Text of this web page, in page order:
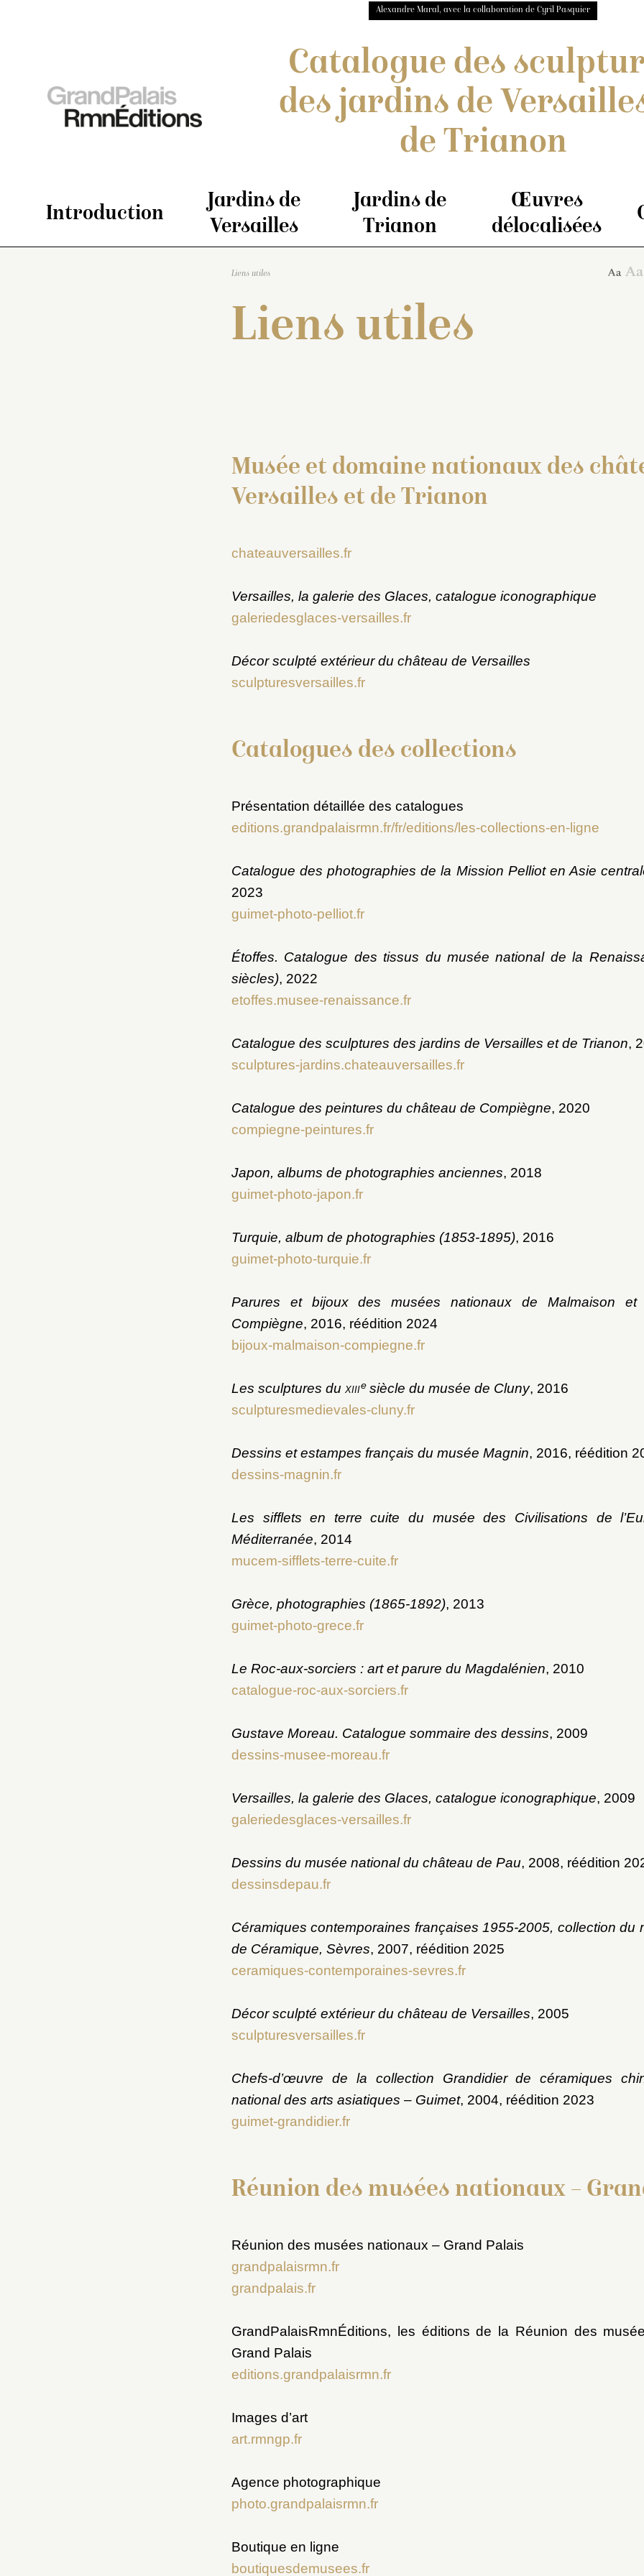
Alexandre Maral, avec la collaboration de Cyril Pasquier
Catalogue des
des jardins de
de Trianon
Introduction
Jardins de
Versailles
Jardins de
Trianon
Œuvres
délocalisées
Liens utiles
Liens utiles
Musée et domaine nationaux des
Versailles et de Trianon
chateauversailles.fr
Versailles, la galerie des Glaces, catalogue iconographique
galeriedesglaces-versailles.fr
Décor sculpté extérieur du château de Versailles
sculpturesversailles.fr
Catalogues des collections
Présentation détaillée des catalogues
editions.grandpalaisrmn.fr/fr/editions/les-collections-en-ligne
Catalogue des photographies de la Mission Pelliot en Asie
2023
guimet-photo-pelliot.fr
Étoffes. Catalogue des tissus du musée national de la
siècles), 2022
etoffes.musee-renaissance.fr
Catalogue des sculptures des jardins de Versailles et de Trianon,
sculptures-jardins.chateauversailles.fr
Catalogue des peintures du château de Compiègne, 2020
compiegne-peintures.fr
Japon, albums de photographies anciennes, 2018
guimet-photo-japon.fr
Turquie, album de photographies (1853-1895), 2016
guimet-photo-turquie.fr
Parures et bijoux des musées nationaux de Malmaison
Compiègne, 2016, réédition 2024
bijoux-malmaison-compiegne.fr
Les sculptures du xiiiesiècle du musée de Cluny, 2016
sculpturesmedievales-cluny.fr
Dessins et estampes français du musée Magnin, 2016, réédition
dessins-magnin.fr
Les sifflets en terre cuite du musée des Civilisations de
Méditerranée, 2014
mucem-sifflets-terre-cuite.fr
Grèce, photographies (1865-1892), 2013
guimet-photo-grece.fr
Le Roc-aux-sorciers : art et parure du Magdalénien, 2010
catalogue-roc-aux-sorciers.fr
Gustave Moreau. Catalogue sommaire des dessins, 2009
dessins-musee-moreau.fr
Versailles, la galerie des Glaces, catalogue iconographique, 2009
galeriedesglaces-versailles.fr
Dessins du musée national du château de Pau, 2008, réédition
dessinsdepau.fr
Céramiques contemporaines françaises 1955-2005, collection du
de Céramique, Sèvres, 2007, réédition 2025
ceramiques-contemporaines-sevres.fr
Décor sculpté extérieur du château de Versailles, 2005
sculpturesversailles.fr
Chefs-d’œuvre de la collection Grandidier de céramiques
national des arts asiatiques – Guimet, 2004, réédition 2023
guimet-grandidier.fr
Réunion des musées nationaux –
Réunion des musées nationaux – Grand Palais
grandpalaisrmn.fr
grandpalais.fr
GrandPalaisRmnÉditions, les éditions de la Réunion des
Grand Palais
editions.grandpalaisrmn.fr
Images d’art
art.rmngp.fr
Agence photographique
photo.grandpalaisrmn.fr
Boutique en ligne
boutiquesdemusees.fr